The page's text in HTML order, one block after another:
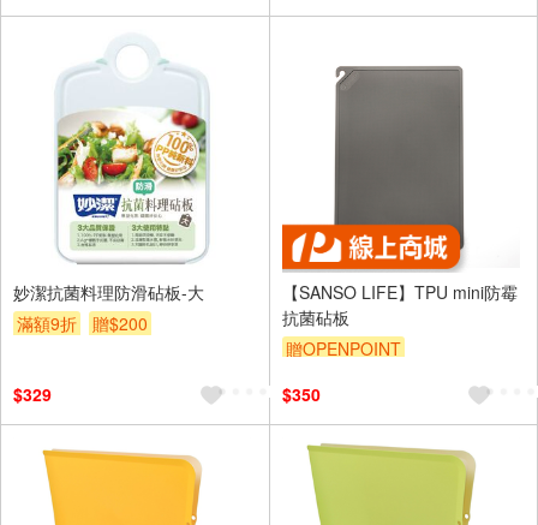
妙潔抗菌料理防滑砧板-大
滿額9折
贈$200
$329
【SANSO LIFE】TPU mini防霉
抗菌砧板
贈OPENPOINT
$350